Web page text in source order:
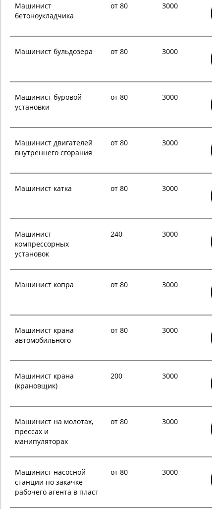
Машинист
бетоноукладчика
от 80 3000
Машинист бульдозера от 80 3000
Машинист буровой
установки
от 80 3000
Машинист двигателей
внутреннего сгорания
от 80 3000
Машинист катка от 80 3000
Машинист
компрессорных
установок
240 3000
Машинист копра от 80 3000
Машинист крана
автомобильного
от 80 3000
Машинист крана
(крановщик)
200 3000
Машинист на молотах,
прессах и
манипуляторах
от 80 3000
Машинист насосной
станции по закачке
рабочего агента в пласт
от 80 3000